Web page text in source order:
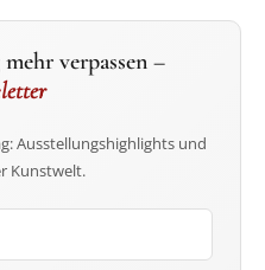
verpassen –
Ausstellungshighlights und
Kunstwelt.